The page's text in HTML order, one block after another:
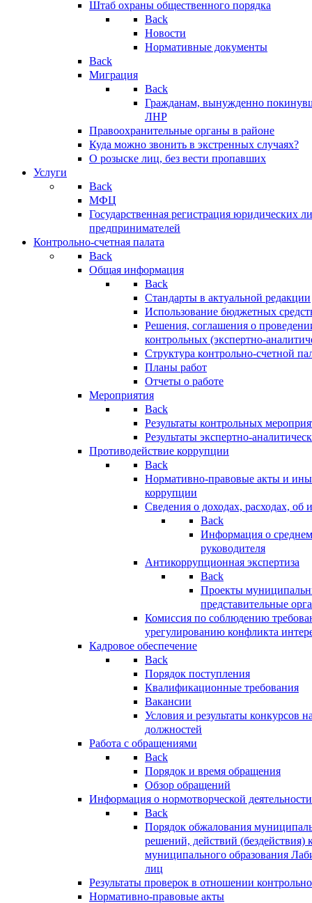
Штаб охраны общественного порядка
Back
Новости
Нормативные документы
Back
Миграция
Back
Гражданам, вынужденно
ЛНР
Правоохранительные органы в районе
Куда можно звонить в экстренных случаях?
О розыске лиц, без вести пропавших
Услуги
Back
МФЦ
Государственная регистрация юридических
предпринимателей
Контрольно-счетная палата
Back
Общая информация
Back
Стандарты в актуальной редакции
Использование бюджетных
Решения, соглашения о
контрольных (экспертно-
Структура контрольно-счетной
Планы работ
Отчеты о работе
Мероприятия
Back
Результаты контрольных
Результаты экспертно-
Противодействие коррупции
Back
Нормативно-правовые акты и
коррупции
Сведения о доходах, расходах, об
Back
Информация о
руководителя
Антикоррупционная экспертиза
Back
Проекты
представительные
Комиссия по соблюдению
урегулированию конфликта
Кадровое обеспечение
Back
Порядок поступления
Квалификационные требования
Вакансии
Условия и результаты конкурсов
должностей
Работа с обращениями
Back
Порядок и время обращения
Обзор обращений
Информация о нормотворческой деятельности
Back
Порядок обжалования
решений, действий (бездействия)
муниципального образования
лиц
Результаты проверок в отношении
Нормативно-правовые акты